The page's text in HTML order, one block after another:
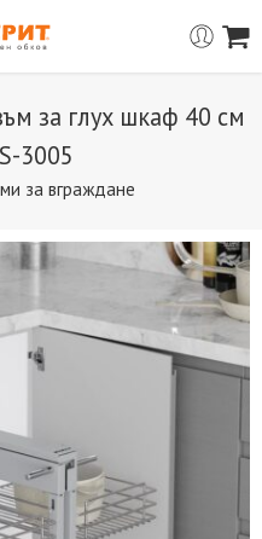
за глух шкаф 40 см
3005
за вграждане